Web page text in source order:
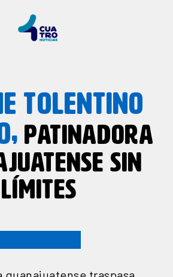
TOLENTINO
PATINADORA
SIN
LÍMITES